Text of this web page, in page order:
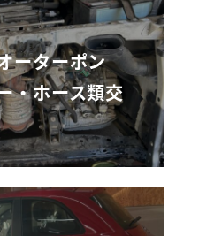
ーターポン
・ホース類交